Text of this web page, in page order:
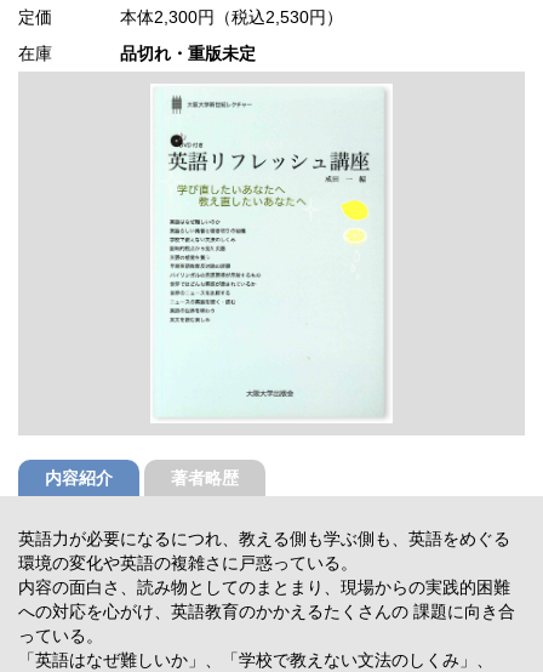
定価
本体2,300円（税込2,530円）
在庫
品切れ・重版未定
内容紹介 著者略歴
英語力が必要になるにつれ、教える側も学ぶ側も、英語をめぐる
環境の変化や英語の複雑さに戸惑っている。
内容の面白さ、読み物としてのまとまり、現場からの実践的困難
への対応を心がけ、英語教育のかかえるたくさんの 課題に向き合
っている。
「英語はなぜ難しいか」、「学校で教えない文法のしくみ」、